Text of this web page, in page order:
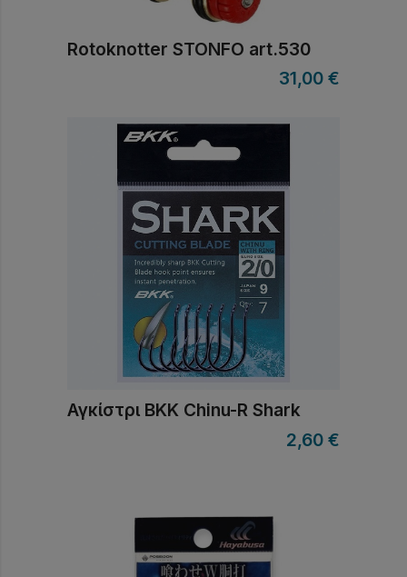
Rotoknotter STONFO art.530
31,00 €
Αγκίστρι BKK Chinu-R Shark
2,60 €